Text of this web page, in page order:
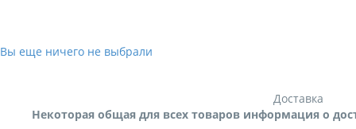
Вы еще ничего не выбрали
Доставка
Некоторая общая для всех товаров информация о